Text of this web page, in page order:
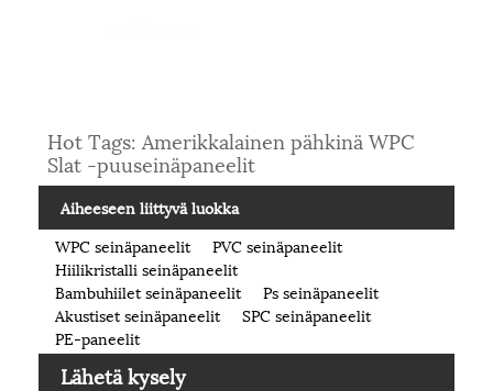
Hot Tags: Amerikkalainen pähkinä WPC
Slat -puuseinäpaneelit
Aiheeseen liittyvä luokka
WPC seinäpaneelit
PVC seinäpaneelit
Hiilikristalli seinäpaneelit
Bambuhiilet seinäpaneelit
Ps seinäpaneelit
Akustiset seinäpaneelit
SPC seinäpaneelit
PE-paneelit
Lähetä kysely